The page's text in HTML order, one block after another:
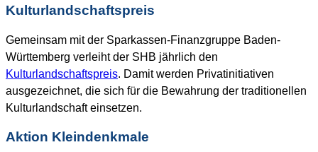
Kulturlandschaftspreis
Gemeinsam mit der Sparkassen-Finanzgruppe Baden-
Württemberg verleiht der SHB jährlich den
Kulturlandschaftspreis. Damit werden Privatinitiativen
ausgezeichnet, die sich für die Bewahrung der traditionellen
Kulturlandschaft einsetzen.
Aktion Kleindenkmale